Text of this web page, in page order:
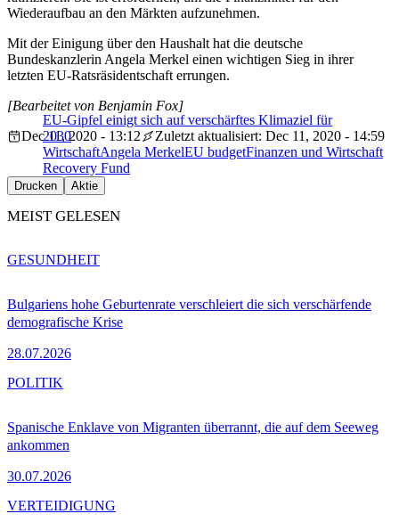
Wiederaufbau an den Märkten aufzunehmen.
Mit der Einigung über den Haushalt hat die deutsche
Bundeskanzlerin Angela Merkel einen wichtigen Sieg in ihrer
letzten EU-Ratsräsidentschaft errungen.
EU-Gipfel einigt sich auf verschärftes Klimaziel für
2030
[Bearbeitet von Benjamin Fox]
Dec 11, 2020 - 13:12
Zuletzt aktualisiert: Dec 11, 2020 - 14:59
WirtschaftAngela MerkelEU budgetFinanzen und Wirtschaft
Recovery Fund
Drucken Aktie
MEIST GELESEN
Bulgariens hohe Geburtenrate verschleiert die sich verschärfende
demografische Krise
28.07.2026
GESUNDHEIT
Spanische Enklave von Migranten überrannt, die auf dem Seeweg
ankommen
30.07.2026
POLITIK
VERTEIDIGUNG